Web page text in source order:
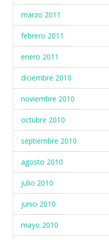
marzo 2011
febrero 2011
enero 2011
diciembre 2010
noviembre 2010
octubre 2010
septiembre 2010
agosto 2010
julio 2010
junio 2010
mayo 2010